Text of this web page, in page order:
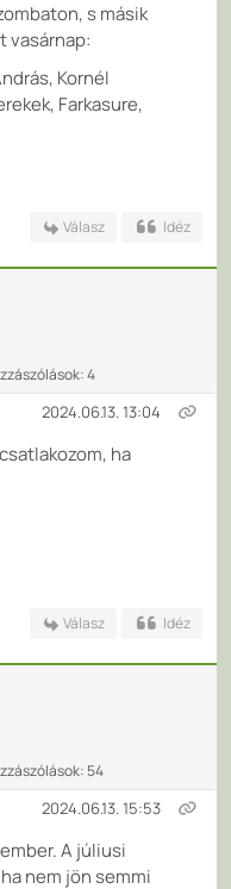
s másik
vasárnap:
Kornél
Farkasure,
Válasz Idéz
4
2024.06.13. 13:04
ha
Válasz Idéz
54
2024.06.13. 15:53
A júliusi
nem jön semmi